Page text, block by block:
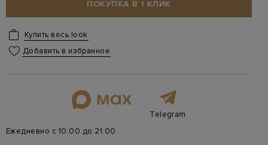
ПОКУПКА В 1 КЛИК
Купить весь look
Добавить в избранное
Telegram
Ежедневно с 10:00 до 21:00